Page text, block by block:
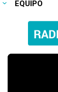
EQUIPO